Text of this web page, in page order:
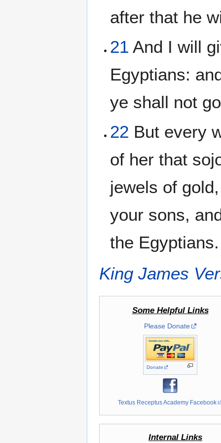
after that he
21 And I will
Egyptians:
ye shall not
22 But every
of her that
jewels of
your sons,
the Egyptians.
King James
Some Helpful Links
Please Donate
Donate
Textus Receptus Academy Facebook
Internal Links